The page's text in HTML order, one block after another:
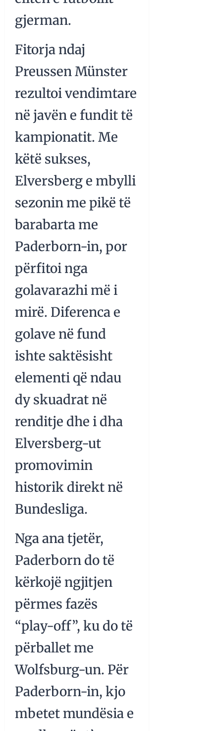
gjerman.
Fitorja ndaj
Preussen Münster
rezultoi vendimtare
në javën e fundit të
kampionatit. Me
këtë sukses,
Elversberg e mbylli
sezonin me pikë të
barabarta me
Paderborn-in, por
përfitoi nga
golavarazhi më i
mirë. Diferenca e
golave në fund
ishte saktësisht
elementi që ndau
dy skuadrat në
renditje dhe i dha
Elversberg-ut
promovimin
historik direkt në
Bundesliga.
Nga ana tjetër,
Paderborn do të
kërkojë ngjitjen
përmes fazës
“play-off”, ku do të
përballet me
Wolfsburg-un. Për
Paderborn-in, kjo
mbetet mundësia e